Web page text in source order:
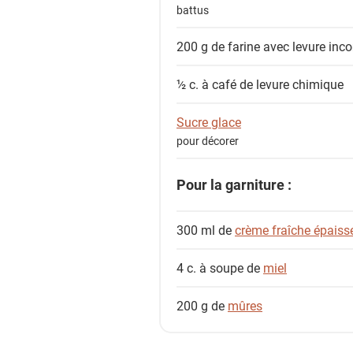
battus
200 g defarine avec levure
½ c. à café de levure chimique
Sucre glace
pour décorer
Pour la garniture :
300 ml decrème fraîche
4 c. à soupe de miel
200 g de mûres